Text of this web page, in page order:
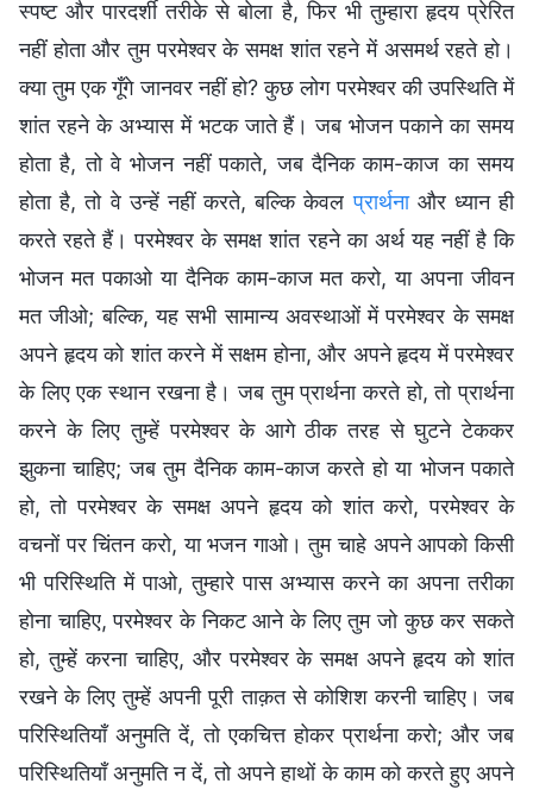
स्पष्ट और पारदर्शी तरीके से बोला है, फिर भी तुम्हारा हृदय प्रेरित
नहीं होता और तुम परमेश्वर के समक्ष शांत रहने में असमर्थ रहते हो।
क्या तुम एक गूँगे जानवर नहीं हो? कुछ लोग परमेश्वर की उपस्थिति में
शांत रहने के अभ्यास में भटक जाते हैं। जब भोजन पकाने का समय
होता है, तो वे भोजन नहीं पकाते, जब दैनिक काम-काज का समय
होता है, तो वे उन्हें नहीं करते, बल्कि केवलप्रार्थनाऔर ध्यान ही
करते रहते हैं। परमेश्वर के समक्ष शांत रहने का अर्थ यह नहीं है कि
भोजन मत पकाओ या दैनिक काम-काज मत करो, या अपना जीवन
मत जीओ; बल्कि, यह सभी सामान्य अवस्थाओं में परमेश्वर के समक्ष
अपने हृदय को शांत करने में सक्षम होना, और अपने हृदय में परमेश्वर
के लिए एक स्थान रखना है। जब तुम प्रार्थना करते हो, तो प्रार्थना
करने के लिए तुम्हें परमेश्वर के आगे ठीक तरह से घुटने टेककर
झुकना चाहिए; जब तुम दैनिक काम-काज करते हो या भोजन पकाते
हो, तो परमेश्वर के समक्ष अपने हृदय को शांत करो, परमेश्वर के
वचनों पर चिंतन करो, या भजन गाओ। तुम चाहे अपने आपको किसी
भी परिस्थिति में पाओ, तुम्हारे पास अभ्यास करने का अपना तरीका
होना चाहिए, परमेश्वर के निकट आने के लिए तुम जो कुछ कर सकते
हो, तुम्हें करना चाहिए, और परमेश्वर के समक्ष अपने हृदय को शांत
रखने के लिए तुम्हें अपनी पूरी ताक़त से कोशिश करनी चाहिए। जब
परिस्थितियाँ अनुमति दें, तो एकचित्त होकर प्रार्थना करो; और जब
परिस्थितियाँ अनुमति न दें, तो अपने हाथों के काम को करते हुए अपने